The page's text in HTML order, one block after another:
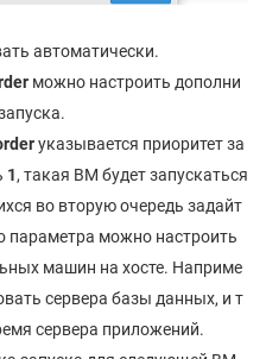
автоматически.
можно настроить дополни
указывается приоритет за
1, такая ВМ будет запускаться
во вторую очередь задайт
параметра можно настроить
машин на хосте. Наприме
сервера базы данных, и т
сервера приложений.